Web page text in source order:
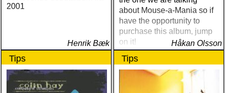
2001
Henrik Bæk
about Mouse-a-Mania so if
have the opportunity to
purchase this album, jump
on it!
Håkan Olsson
Tips Tips